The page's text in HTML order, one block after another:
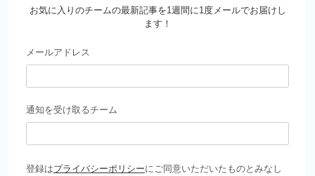
お気に入りのチームの最新記事を1週間に1度メールでお届けし
ます！
メールアドレス
通知を受け取るチーム
登録はプライバシーポリシーにご同意いただいたものとみなし